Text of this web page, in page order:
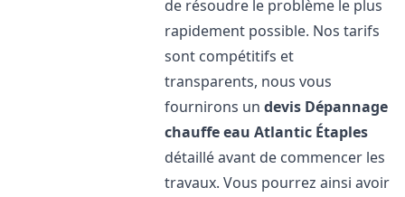
de résoudre le problème le plus
rapidement possible. Nos tarifs
sont compétitifs et
transparents, nous vous
fournirons undevis Dépannage
chauffe eau Atlantic Étaples
détaillé avant de commencer les
travaux. Vous pourrez ainsi avoir